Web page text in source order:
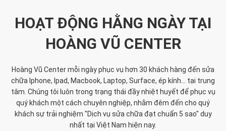
HOẠT ĐỘNG HẰNG NGÀY TẠI
HOÀNG VŨ CENTER
Hoàng Vũ Center mỗi ngày phục vụ hơn 30 khách hàng đến sửa
chữa Iphone, Ipad, Macbook, Laptop, Surface, ép kính... tại trung
tâm. Chúng tôi luôn trong trạng thái đầy nhiệt huyết để phục vụ
quý khách một cách chuyên nghiệp, nhằm đêm đến cho quý
khách sự trải nghiệm "Dịch vụ sửa chữa đạt chuẩn 5 sao" duy
nhất tại Việt Nam hiện nay.